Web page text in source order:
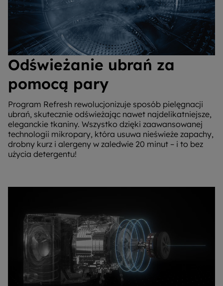
Odświeżanie ubrań za
pomocą pary
Program Refresh rewolucjonizuje sposób pielęgnacji
ubrań, skutecznie odświeżając nawet najdelikatniejsze,
eleganckie tkaniny. Wszystko dzięki zaawansowanej
technologii mikropary, która usuwa nieświeże zapachy,
drobny kurz i alergeny w zaledwie 20 minut – i to bez
użycia detergentu!